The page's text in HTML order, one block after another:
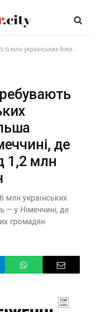
— у Німеччині, де проживає понад 1,2 млн наших громадян
де
1,2 млн
млн українських
— у Німеччині, де
громадян